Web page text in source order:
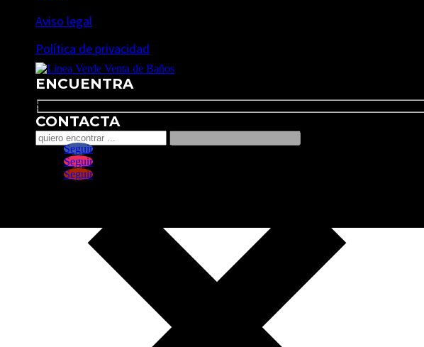
Aviso legal
Política de privacidad
ENCUENTRA
Search
CONTACTA
Seguir
Seguir
Seguir